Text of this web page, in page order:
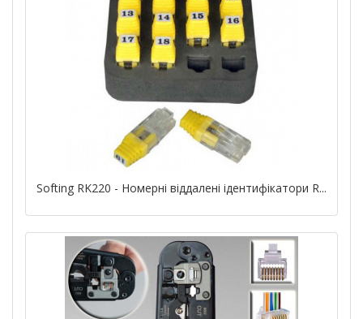
Softing RK220 - Номерні віддалені ідентифікатори R...